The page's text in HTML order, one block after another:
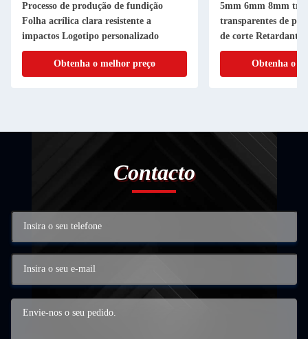
Processo de produção de fundição
Folha acrílica clara resistente a
impactos Logotipo personalizado
Obtenha o melhor preço
5mm 6mm 8mm
transparentes de
de corte Retardante
Obtenha o
Contacto